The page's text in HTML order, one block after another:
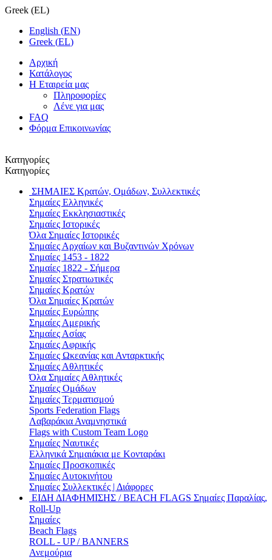
Greek (EL)
English (EN)
Greek (EL)
Αρχική
Κατάλογος
Η Εταιρεία μας
Πληροφορίες
Λένε για μας
FAQ
Φόρμα Επικοινωνίας
Κατηγορίες
Κατηγορίες
ΣΗΜΑΙΕΣ Κρατών, Ομάδων, Συλλεκτικές
Σημαίες Ελληνικές
Σημαίες Εκκλησιαστικές
Σημαίες Ιστορικές
Όλα Σημαίες Ιστορικές
Σημαίες Αρχαίων και Βυζαντινών Χρόνων
Σημαίες 1453 - 1822
Σημαίες 1822 - Σήμερα
Σημαίες Στρατιωτικές
Σημαίες Κρατών
Όλα Σημαίες Κρατών
Σημαίες Ευρώπης
Σημαίες Αμερικής
Σημαίες Ασίας
Σημαίες Αφρικής
Σημαίες Ωκεανίας και Ανταρκτικής
Σημαίες Αθλητικές
Όλα Σημαίες Αθλητικές
Σημαίες Ομάδων
Σημαίες Τερματισμού
Sports Federation Flags
Λαβαράκια Αναμνηστικά
Flags with Custom Team Logo
Σημαίες Ναυτικές
Ελληνικά Σημαιάκια με Κονταράκι
Σημαίες Προσκοπικές
Σημαίες Αυτοκινήτου
Σημαίες Συλλεκτικές | Διάφορες
ΕΙΔΗ ΔΙΑΦΗΜΙΣΗΣ / BEACH FLAGS Σημαίες Παραλίας,
Roll-Up
Σημαίες
Beach Flags
ROLL - UP / BANNERS
Ανεμούρια